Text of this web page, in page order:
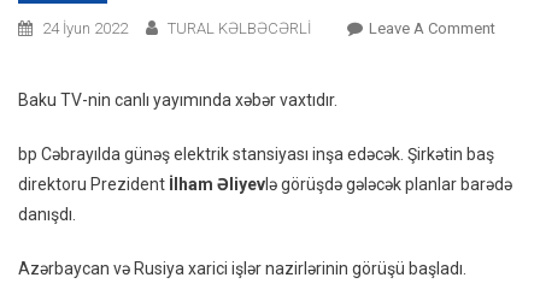
24 İyun 2022 TURAL KƏLBƏCƏRLİ Leave A CommentOn
Görüş
Baku TV-nin canlı yayımında xəbər vaxtıdır.
bp Cəbrayılda günəş elektrik stansiyası inşa edəcək. Şirkətin baş
direktoru Prezident İlham Əliyevlə görüşdə gələcək planlar barədə
danışdı.
Azərbaycan və Rusiya xarici işlər nazirlərinin görüşü başladı.